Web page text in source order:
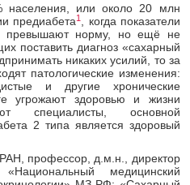
населения, или около 20 млн
предиабета1
, когда показатели
превышают норму, но ещё не
поставить диагноз «сахарный
никаких усилий, то за
патологические изменения:
и другие хронические
угрожают здоровью и жизни
специалисты, основной
2 типа является здоровый
профессор, д.м.н., директор
медицинский